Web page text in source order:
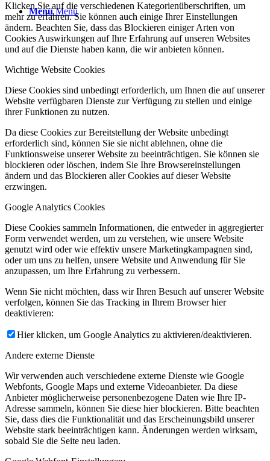
Menü Menü
Klicken Sie auf die verschiedenen Kategorienüberschriften, um
mehr zu erfahren. Sie können auch einige Ihrer Einstellungen
ändern. Beachten Sie, dass das Blockieren einiger Arten von
Cookies Auswirkungen auf Ihre Erfahrung auf unseren Websites
und auf die Dienste haben kann, die wir anbieten können.
Wichtige Website Cookies
Diese Cookies sind unbedingt erforderlich, um Ihnen die auf unserer
Website verfügbaren Dienste zur Verfügung zu stellen und einige
ihrer Funktionen zu nutzen.
Da diese Cookies zur Bereitstellung der Website unbedingt
erforderlich sind, können Sie sie nicht ablehnen, ohne die
Funktionsweise unserer Website zu beeinträchtigen. Sie können sie
blockieren oder löschen, indem Sie Ihre Browsereinstellungen
ändern und das Blockieren aller Cookies auf dieser Website
erzwingen.
Google Analytics Cookies
Diese Cookies sammeln Informationen, die entweder in aggregierter
Form verwendet werden, um zu verstehen, wie unsere Website
genutzt wird oder wie effektiv unsere Marketingkampagnen sind,
oder um uns zu helfen, unsere Website und Anwendung für Sie
anzupassen, um Ihre Erfahrung zu verbessern.
Wenn Sie nicht möchten, dass wir Ihren Besuch auf unserer Website
verfolgen, können Sie das Tracking in Ihrem Browser hier
deaktivieren:
Hier klicken, um Google Analytics zu aktivieren/deaktivieren.
Andere externe Dienste
Wir verwenden auch verschiedene externe Dienste wie Google
Webfonts, Google Maps und externe Videoanbieter. Da diese
Anbieter möglicherweise personenbezogene Daten wie Ihre IP-
Adresse sammeln, können Sie diese hier blockieren. Bitte beachten
Sie, dass dies die Funktionalität und das Erscheinungsbild unserer
Website stark beeinträchtigen kann. Änderungen werden wirksam,
sobald Sie die Seite neu laden.